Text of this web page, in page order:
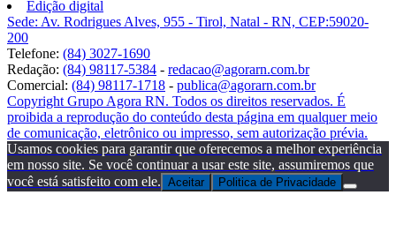
Edição digital
Sede: Av. Rodrigues Alves, 955 - Tirol, Natal - RN, CEP:59020-
200
Telefone: (84) 3027-1690
Redação: (84) 98117-5384 - redacao@agorarn.com.br
Comercial: (84) 98117-1718 - publica@agorarn.com.br
Copyright Grupo Agora RN. Todos os direitos reservados. É
proibida a reprodução do conteúdo desta página em qualquer meio
de comunicação, eletrônico ou impresso, sem autorização prévia.
Usamos cookies para garantir que oferecemos a melhor experiência
em nosso site. Se você continuar a usar este site, assumiremos que
você está satisfeito com ele. Aceitar Politica de Privacidade